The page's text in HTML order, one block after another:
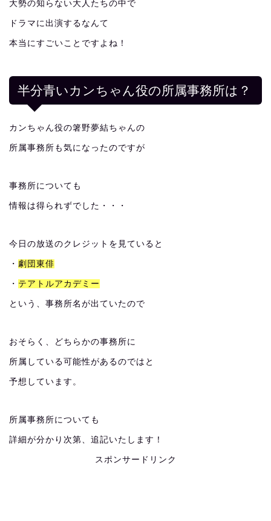
大勢の知らない大人たちの中で
ドラマに出演するなんて
本当にすごいことですよね！
半分青いカンちゃん役の所属事務所は？
カンちゃん役の箸野夢結ちゃんの
所属事務所も気になったのですが
事務所についても
情報は得られずでした・・・
今日の放送のクレジットを見ていると
・ 劇団東俳
・ テアトルアカデミー
という、事務所名が出ていたので
おそらく、どちらかの事務所に
所属している可能性があるのではと
予想しています。
所属事務所についても
詳細が分かり次第、追記いたします！
スポンサードリンク